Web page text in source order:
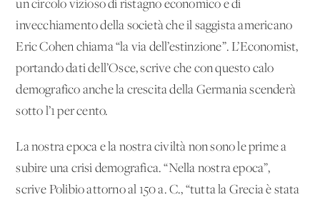
un circolo vizioso di ristagno economico e di
invecchiamento della società che il saggista americano
Eric Cohen chiama “la via dell’estinzione”. L’Economist,
portando dati dell’Osce, scrive che con questo calo
demografico anche la crescita della Germania scenderà
sotto l’1 per cento.
La nostra epoca e la nostra civiltà non sono le prime a
subire una crisi demografica. “Nella nostra epoca”,
scrive Polibio attorno al 150 a. C., “tutta la Grecia è stata